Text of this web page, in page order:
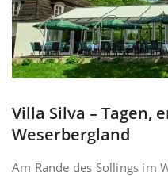
Villa Silva – Tagen,
Weserbergland
Am Rande des Sollings im